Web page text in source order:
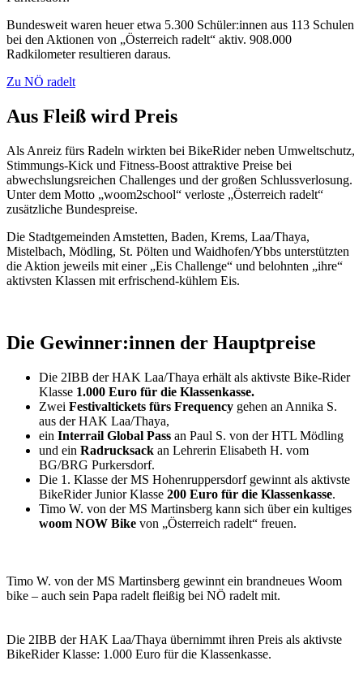
Bundesweit waren heuer etwa 5.300 Schüler:innen aus 113 Schulen
bei den Aktionen von „Österreich radelt“ aktiv. 908.000
Radkilometer resultieren daraus.
Zu NÖ radelt
Aus Fleiß wird Preis
Als Anreiz fürs Radeln wirkten bei BikeRider neben Umweltschutz,
Stimmungs-Kick und Fitness-Boost attraktive Preise bei
abwechslungsreichen Challenges und der großen Schlussverlosung.
Unter dem Motto „woom2school“ verloste „Österreich radelt“
zusätzliche Bundespreise.
Die Stadtgemeinden Amstetten, Baden, Krems, Laa/Thaya,
Mistelbach, Mödling, St. Pölten und Waidhofen/Ybbs unterstützten
die Aktion jeweils mit einer „Eis Challenge“ und belohnten „ihre“
aktivsten Klassen mit erfrischend-kühlem Eis.
Die Gewinner:innen der Hauptpreise
Die 2IBB der HAK Laa/Thaya erhält als aktivste Bike-Rider
Klasse 1.000 Euro für die Klassenkasse.
Zwei Festivaltickets fürs Frequency gehen an Annika S.
aus der HAK Laa/Thaya,
ein Interrail Global Pass an Paul S. von der HTL Mödling
und ein Radrucksack an Lehrerin Elisabeth H. vom
BG/BRG Purkersdorf.
Die 1. Klasse der MS Hohenruppersdorf gewinnt als aktivste
BikeRider Junior Klasse 200 Euro für die Klassenkasse.
Timo W. von der MS Martinsberg kann sich über ein kultiges
woom NOW Bike von „Österreich radelt“ freuen.
Timo W. von der MS Martinsberg gewinnt ein brandneues Woom
bike – auch sein Papa radelt fleißig bei NÖ radelt mit.
Die 2IBB der HAK Laa/Thaya übernimmt ihren Preis als aktivste
BikeRider Klasse: 1.000 Euro für die Klassenkasse.